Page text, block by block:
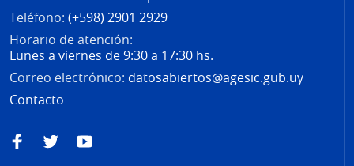
Teléfono: (+598) 2901 2929
Horario de atención:
Lunes a viernes de 9:30 a 17:30 hs.
Correo electrónico: datosabiertos@agesic.gub.uy
Contacto
FacebookTwitterYouTube